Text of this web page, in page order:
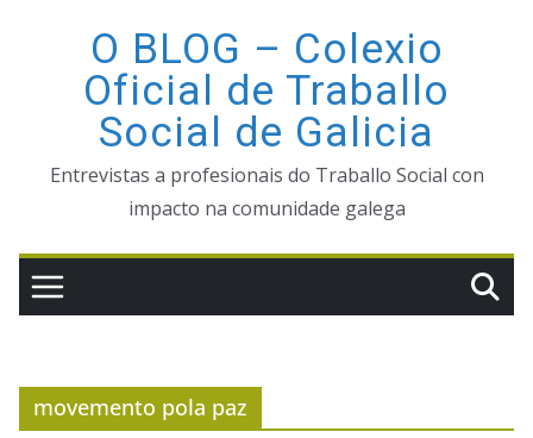
O BLOG – Colexio
Oficial de Traballo
Social de Galicia
Entrevistas a profesionais do Traballo Social con
impacto na comunidade galega
movemento pola paz